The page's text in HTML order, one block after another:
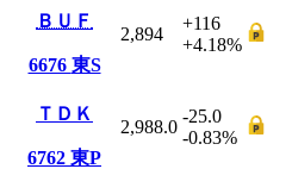
ＢＵＦ
6676 東S
2,894
+116
+4.18%
ＴＤＫ
6762 東P
2,988.0
-25.0
-0.83%